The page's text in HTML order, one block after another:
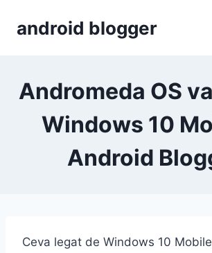
android blogger
Andromeda OS
Windows 10
Android
Ceva legat de Windows 10